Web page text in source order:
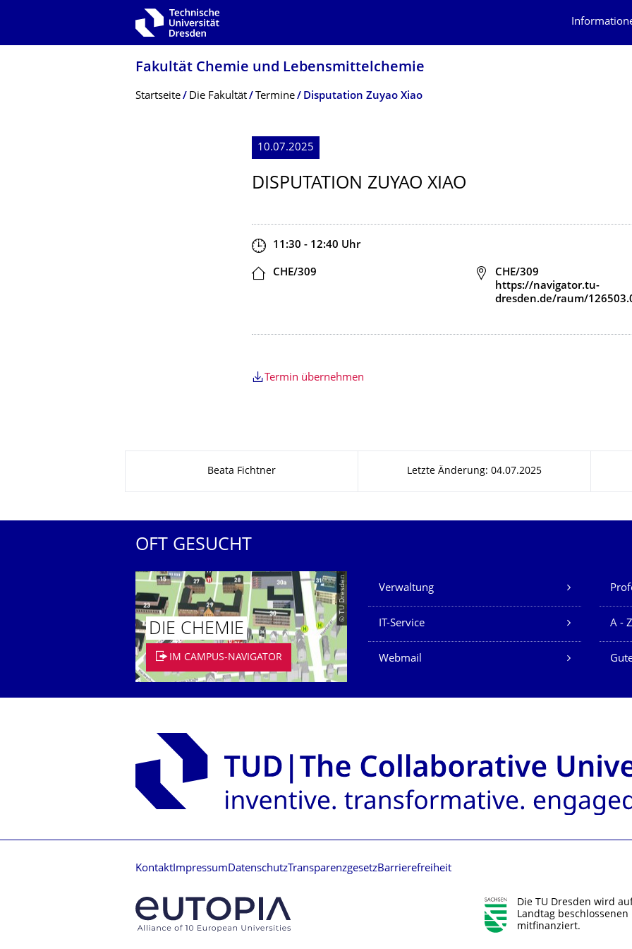
Zur Hauptnavigation springen
Fakultät Chemie und Lebensmittelchemie
Breadcrumb-Menü
Startseite Die Fakultät Termine Disputation Zuyao Xiao
10.07.2025
DISPUTATION ZUYAO XIAO
Zeit
11:30 - 12:40 Uhr
Ort
CHE/309 Adresse
CHE/309
https://navigator.tu-
dresden.de/raum/
Termin übernehmen
Beata Fichtner Letzte Änderung: 04.07.2025
OFT GESUCHT
© TU Dresden
DIE CHEMIE
IM CAMPUS-NAVIGATOR
Unsere Dienste
Verwaltung
IT-Service A - Z
Webmail
Kontakt Impressum DatenschutzTransparenzgesetzBarrierefreiheit
Die TU Dresden wird
Landtag
mitfinanziert.